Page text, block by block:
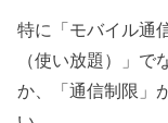
特に「モバイル通
（使い放題）」
か、「通信制限」